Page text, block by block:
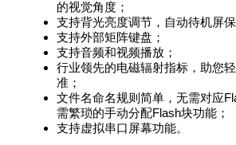
的视觉角度；
支持背光亮度调节，自动待机屏保
支持外部矩阵键盘；
支持音频和视频播放；
行业领先的电磁辐射指标，助您
准；
文件名命名规则简单，无需对应
需繁琐的手动分配Flash块功能；
支持虚拟串口屏幕功能。